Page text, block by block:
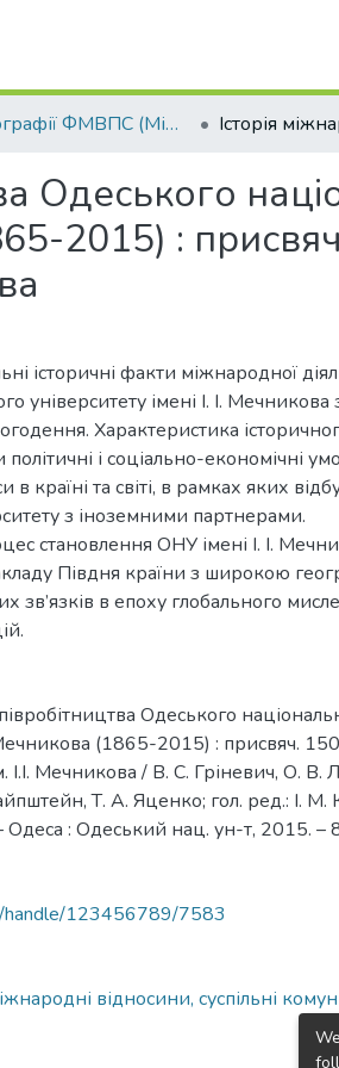
Монографії ФМВПС (Міжнародні відносини, суспільні комунікації та регіональні студії)
Одеського
2015) :
історичні факти міжнародної
університету імені І. І.
Характеристика
і соціально-економічні
в країні та світі, в рамках яких
з іноземними партнерами.
становлення ОНУ імені І. І.
Півдня країни з широкою
зв’язків в епоху глобального
Одеського
Мечникова (1865-2015) : присвяч.
І.І. Мечникова / В. С. Гріневич, О. В.
Т. А. Яценко; гол. ред.: І. М.
Одеса : Одеський нац. ун-т, 2015. –
handle/123456789/7583
відносини, суспільні